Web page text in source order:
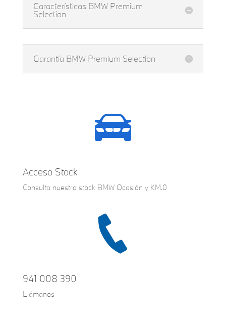
Características BMW Premium
Selection
Garantía BMW Premium Selection
Acceso Stock
Consulta nuestro stock BMW Ocasión y KM.0
941 008 390
Llámanos